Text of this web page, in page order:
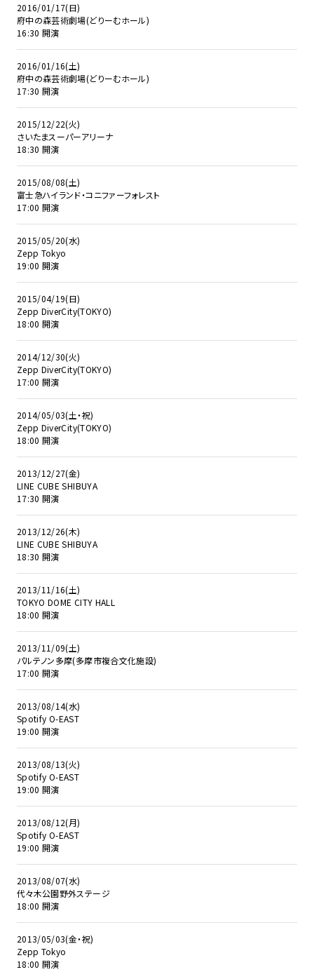
2016/01/17(日)
府中の森芸術劇場(どりーむホール)
16:30 開演
2016/01/16(土)
府中の森芸術劇場(どりーむホール)
17:30 開演
2015/12/22(火)
さいたまスーパーアリーナ
18:30 開演
2015/08/08(土)
富士急ハイランド・コニファーフォレスト
17:00 開演
2015/05/20(水)
Zepp Tokyo
19:00 開演
2015/04/19(日)
Zepp DiverCity(TOKYO)
18:00 開演
2014/12/30(火)
Zepp DiverCity(TOKYO)
17:00 開演
2014/05/03(土・祝)
Zepp DiverCity(TOKYO)
18:00 開演
2013/12/27(金)
LINE CUBE SHIBUYA
17:30 開演
2013/12/26(木)
LINE CUBE SHIBUYA
18:30 開演
2013/11/16(土)
TOKYO DOME CITY HALL
18:00 開演
2013/11/09(土)
パルテノン多摩(多摩市複合文化施設)
17:00 開演
2013/08/14(水)
Spotify O-EAST
19:00 開演
2013/08/13(火)
Spotify O-EAST
19:00 開演
2013/08/12(月)
Spotify O-EAST
19:00 開演
2013/08/07(水)
代々木公園野外ステージ
18:00 開演
2013/05/03(金・祝)
Zepp Tokyo
18:00 開演